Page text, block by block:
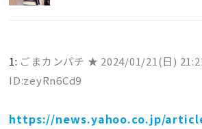
1: ごまカンパチ ★ 2024/01/21(日)
ID:zeyRn6Cd9
https://news.yahoo.co.jp/